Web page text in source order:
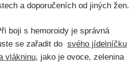
a doporučeních od jiných žen.
boji s hemoroidy je správná
se zařadit do
svého jídelníčku
vlákninu, jako⁣ je ovoce,⁢ zelenina